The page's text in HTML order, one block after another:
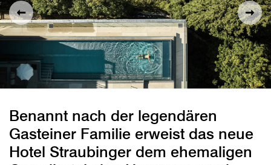
Benannt nach der legendären
Gasteiner Familie erweist das neue
Hotel Straubinger dem ehemaligen